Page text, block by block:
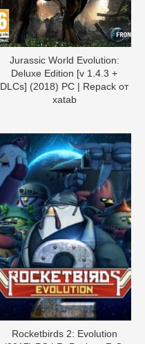
Jurassic World Evolution:
Deluxe Edition [v 1.4.3 +
DLCs] (2018) PC | Repack от
xatab
Rocketbirds 2: Evolution